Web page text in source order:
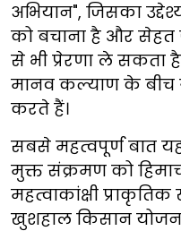
अभियान", जिसका
को बचाना है और सेहत
से भी प्रेरणा ले सकता
मानव कल्याण के बीच
करते हैं।
सबसे महत्वपूर्ण बात
मुक्त संक्रमण को
महत्वाकांक्षी
खुशहाल किसान